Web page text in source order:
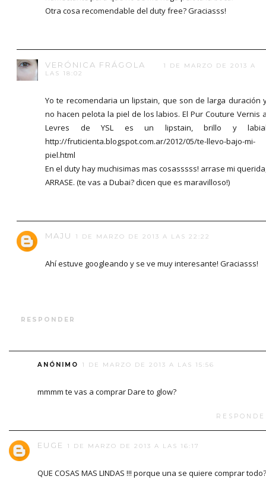
Otra cosa recomendable del duty free? Graciasss!
VERÓNICA FRÁGOLA
1 DE MARZO DE 2013 A
LAS 18:02
Yo te recomendaria un lipstain, que son de larga duración
no hacen pelota la piel de los labios. El Pur Couture Vernis
Levres de YSL es un lipstain, brillo y
http://fruticienta.blogspot.com.ar/2012/05/te-llevo-bajo-mi-
piel.html
En el duty hay muchisimas mas cosasssss! arrase mi
ARRASE. (te vas a Dubai? dicen que es maravilloso!)
MAJU 1 DE MARZO DE 2013 A LAS 22:22
Ahí estuve googleando y se ve muy interesante! Graciasss!
RESPONDER
ANÓNIMO 1 DE MARZO DE 2013 A LAS 15:56
mmmm te vas a comprar Dare to glow?
EUGE 1 DE MARZO DE 2013 A LAS 16:17
QUE COSAS MAS LINDAS !!! porque una se quiere comprar